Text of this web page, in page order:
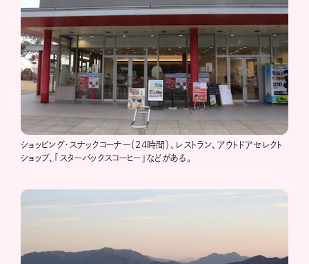
ショッピング・スナックコーナー（24時間）、レストラン、アウトドアセレクト
ショップ、「スターバックスコーヒー」などがある。